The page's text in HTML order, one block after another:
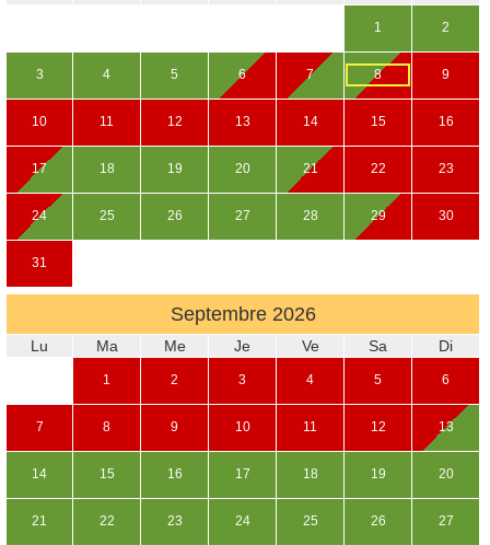
1 2
3 4 5 6 7 8 9
10 11 12 13 14 15 16
17 18 19 20 21 22 23
24 25 26 27 28 29 30
31
Septembre 2026
Lu Ma Me Je Ve Sa Di
1 2 3 4 5 6
7 8 9 10 11 12 13
14 15 16 17 18 19 20
21 22 23 24 25 26 27